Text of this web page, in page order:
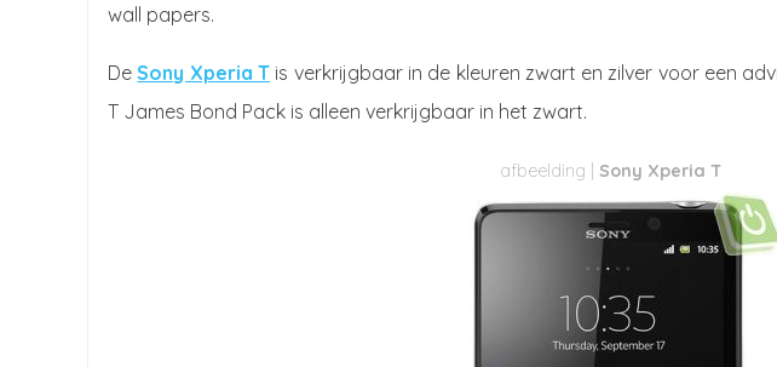
wall papers.
DeSony Xperia Tis verkrijgbaar in de kleuren zwart en zilver voor een
T James Bond Pack is alleen verkrijgbaar in het zwart.
Sony Xperia T